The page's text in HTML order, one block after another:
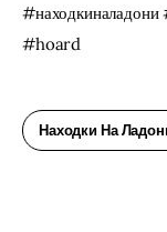
#hoard
Находки На